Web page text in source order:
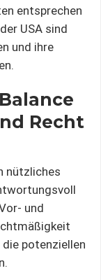
entsprechen
USA sind
und ihre
Recht
nützliches
und
potenziellen